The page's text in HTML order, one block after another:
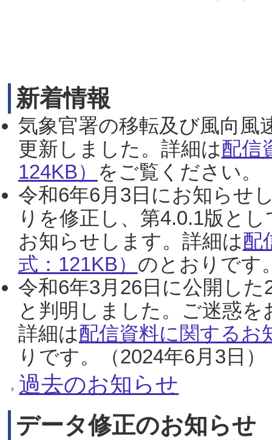
新着情報
気象官署の移転及び風向風
更新しました。詳細は配信
124KB） をご覧ください。
令和6年6月3日にお知らせ
りを修正し、第4.0.1版と
お知らせします。詳細は配
式：121KB） のとおりです
令和6年3月26日に公開し
と判明しました。ご迷惑
詳細は配信資料に関するお
りです。（2024年6月3日）
過去のお知らせ
データ修正のお知らせ